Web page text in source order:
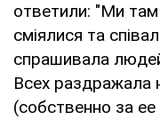
ответили: "Ми там
сміялися та
спрашивала
Всех раздражала
(собственно за